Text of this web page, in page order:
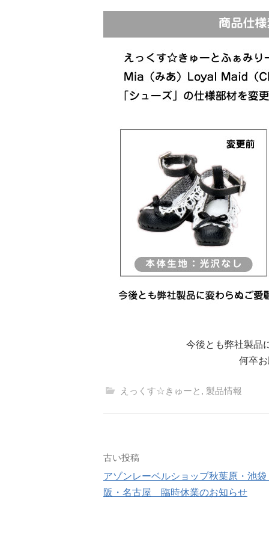
今後とも弊社製品
何卒
えっくす☆きゅーと , 製品情報
投
稿
古い投稿
アゾンレーベルショップ秋葉原・池袋
阪・名古屋 臨時休業のお知らせ